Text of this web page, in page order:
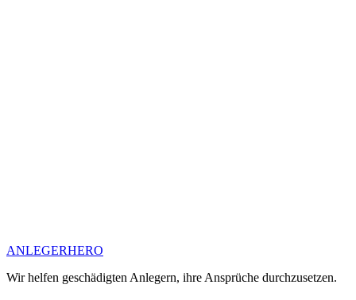
ANLEGERHERO
Wir helfen geschädigten Anlegern, ihre Ansprüche durchzusetzen.